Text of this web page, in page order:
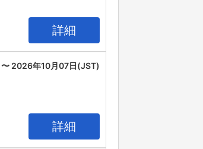
詳細
2026年10月07日(JST)
詳細